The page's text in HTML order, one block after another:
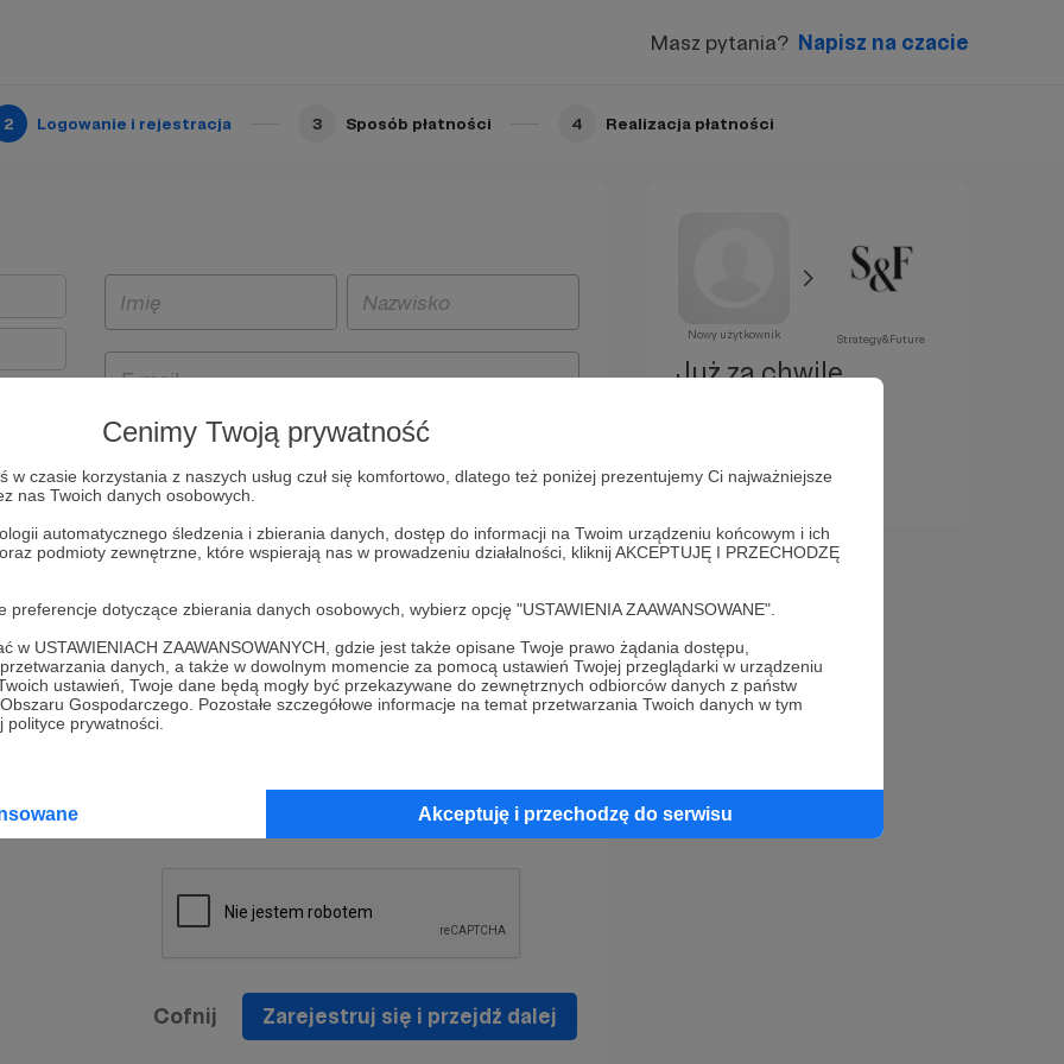
Cenimy Twoją prywatność
w czasie korzystania z naszych usług czuł się komfortowo, dlatego też poniżej prezentujemy Ci najważniejsze
nas Twoich danych osobowych.
automatycznego śledzenia i zbierania danych, dostęp do informacji na Twoim urządzeniu końcowym i ich
podmioty zewnętrzne, które wspierają nas w prowadzeniu działalności, kliknij AKCEPTUJĘ I PRZECHODZĘ
dotyczące zbierania danych osobowych, wybierz opcję "USTAWIENIA ZAAWANSOWANE".
w USTAWIENIACH ZAAWANSOWANYCH, gdzie jest także opisane Twoje prawo żądania dostępu,
danych, a także w dowolnym momencie za pomocą ustawień Twojej przeglądarki w urządzeniu
ustawień, Twoje dane będą mogły być przekazywane do zewnętrznych odbiorców danych z państw
Gospodarczego. Pozostałe szczegółowe informacje na temat przetwarzania Twoich danych w tym
prywatności.
Akceptuję i przechodzę do serwisu
Masz pytania? Napisz na czacie
2 Logowanie i rejestracja 3 Sposób płatności 4 Realizacja płatności
i
będą
z
prawo
na
Politykę Prywatności
* Wyrażam zgodę na przetwarzanie moich danych
osobowych podanych w formularzu rejestracyjnym w celu
prawidłowego świadczenia usług serwisu Patronite.
informacji handlowych - newslettera. Opcja ta może zostać
Cofnij Zarejestruj się i przejdź dalej
Nowy użytkownik Strategy&Future
Już za chwilę